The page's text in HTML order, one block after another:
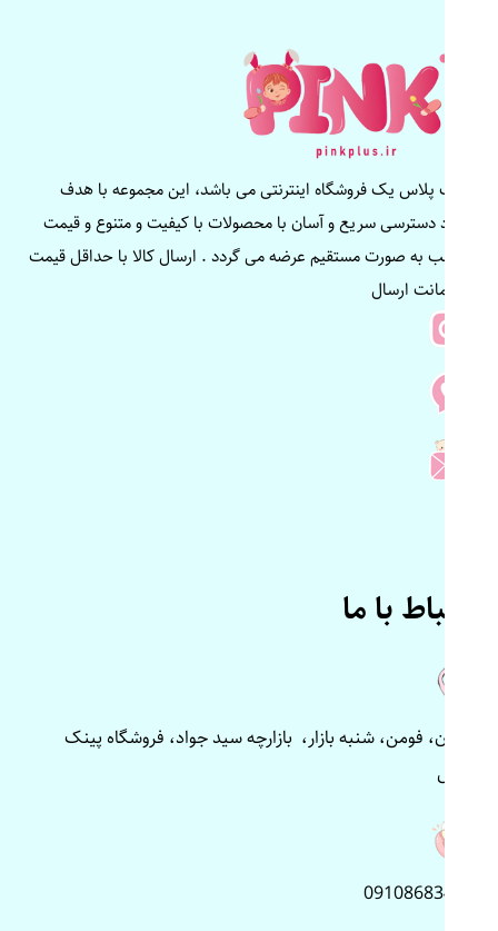
پینک پلاس یک فروشگاه اینترنتی می باشد، این مجموعه با هدف
ایجاد دسترسی سریع و آسان با محصولات با کیفیت و متنوع و قیمت
مناسب به صورت مستقیم عرضه می گردد . ارسال کالا با حداقل قیمت
و ضمانت ارسال
ارتباط با ما
گیلان، فومن، شنبه بازار، بازارچه سید جواد، فروشگاه پینک
پلاس
09108683499